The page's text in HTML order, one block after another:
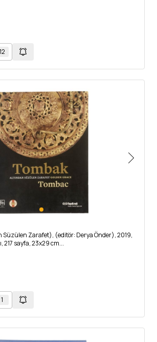
12
Süzülen Zarafet), (editör: Derya Önder), 2019,
217 sayfa, 23x29 cm...
1